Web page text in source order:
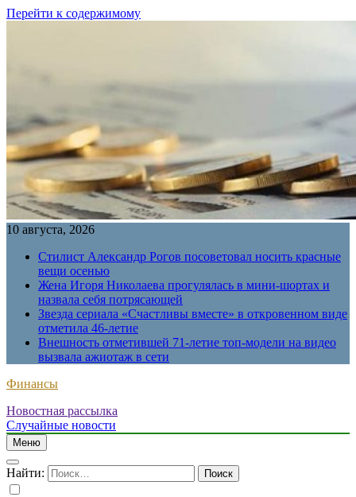
Перейти к содержимому
10 августа, 2026
Стилист Александр Рогов посоветовал носить красные
вещи осенью
Жена Игоря Николаева прогулялась в мини-шортах и
назвала себя потрясающей
Звезда сериала «Счастливы вместе» в откровенном виде
отметила 46-летие
Внешность отметившей 71-летие топ-модели на видео
вызвала ажиотаж в сети
Финансы
Новостная рассылка
Случайные новости
Меню
Найти: